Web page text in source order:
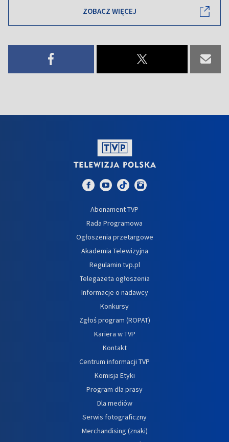
ZOBACZ WIĘCEJ
Abonament TVP
Rada Programowa
Ogłoszenia przetargowe
Akademia Telewizyjna
Regulamin tvp.pl
Telegazeta ogłoszenia
Informacje o nadawcy
Konkursy
Zgłoś program (ROPAT)
Kariera w TVP
Kontakt
Centrum informacji TVP
Komisja Etyki
Program dla prasy
Dla mediów
Serwis fotograficzny
Merchandising (znaki)